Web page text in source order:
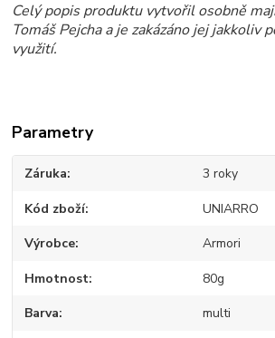
Celý popis produktu vytvořil osobně
Tomáš Pejcha a je zakázáno jej jakkoliv
využití.
Parametry
Záruka 3 roky
Kód zboží UNIARRO
Výrobce Armori
Hmotnost 80g
Barva multi